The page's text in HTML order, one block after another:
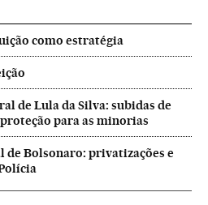
como estratégia
de Lula da Silva: subidas de
para as minorias
Bolsonaro: privatizações e